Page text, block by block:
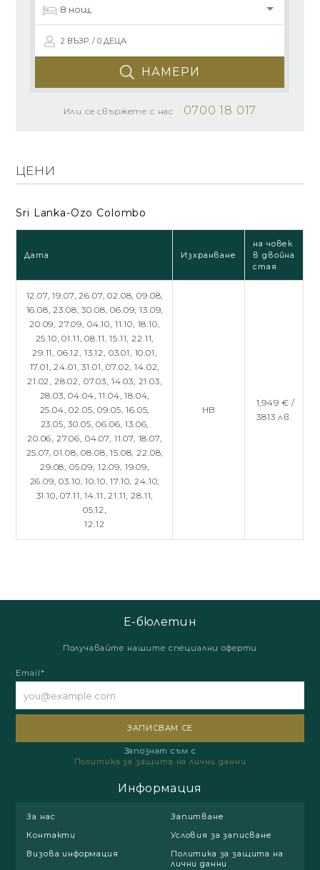
2 ВЪЗР. / 0 ДЕЦА
НАМЕРИ
Или се свържете с нас 0700 18 017
ЦЕНИ
Sri Lanka-Ozo Colombo
Дата Изхранване
на човек
в двойна
стая
12.07,19.07,26.07,02.08,09.08,
16.08,23.08,30.08,06.09,13.09,
20.09, 27.09, 04.10, 11.10, 18.10,
25.10,01.11,08.11,15.11,22.11,
29.11, 06.12, 13.12, 03.01, 10.01,
17.01,24.01,31.01,07.02,14.02,
21.02, 28.02, 07.03, 14.03, 21.03,
28.03,04.04,11.04,18.04,
25.04,02.05,09.05,16.05,
23.05,30.05,06.06,13.06,
20.06, 27.06, 04.07, 11.07, 18.07,
25.07,01.08,08.08,15.08,22.08,
29.08, 05.09, 12.09, 19.09,
26.09,03.10,10.10,17.10,24.10,
31.10,07.11,14.11,21.11,28.11,
05.12,
12.12
HB
1,949 € /
3813 лв.
Е-бюлетин
Получавайте нашите специални оферти
Email*
Запознат съм с
Политика за защита на лични данни
Информация
За нас
Запитване
Контакти
Условия за записване
Визова информация
Политика за защита на
лични данни